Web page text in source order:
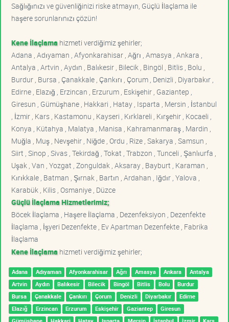
Sağlığınızı ve güvenliğinizi riske atmayın, Güçlü İlaçlama ile
haşere sorunlarınızı çözün!
Kene İlaçlama hizmeti verdiğimiz şehirler;
Adana , Adıyaman , Afyonkarahisar , Ağrı , Amasya , Ankara ,
Antalya , Artvin , Aydın , Balıkesir , Bilecik , Bingöl , Bitlis , Bolu ,
Burdur , Bursa , Çanakkale , Çankırı , Çorum , Denizli , Diyarbakır ,
Edirne , Elazığ , Erzincan , Erzurum , Eskişehir , Gaziantep ,
Giresun , Gümüşhane , Hakkari , Hatay , Isparta , Mersin , İstanbul
, İzmir , Kars , Kastamonu , Kayseri , Kırklareli , Kırşehir , Kocaeli ,
Konya , Kütahya , Malatya , Manisa , Kahramanmaraş , Mardin ,
Muğla , Muş , Nevşehir , Niğde , Ordu , Rize , Sakarya , Samsun ,
Siirt , Sinop , Sivas , Tekirdağ , Tokat , Trabzon , Tunceli , Şanlıurfa ,
Uşak , Van , Yozgat , Zonguldak , Aksaray , Bayburt , Karaman ,
Kırıkkale , Batman , Şırnak , Bartın , Ardahan , Iğdır , Yalova ,
Karabük , Kilis , Osmaniye , Düzce
Güçlü İlaçlama Hizmetlerimiz;
Böcek İlaçlama , Haşere İlaçlama , Dezenfeksiyon , Dezenfekte
İlaçlama , İşyeri Dezenfekte , Ev Apartman Dezenfekte , Fabrika
İlaçlama
Kene İlaçlama hizmeti verdiğimiz şehirler;
Adana Adıyaman Afyonkarahisar Ağrı Amasya Ankara
Antalya
Artvin
Aydın Balıkesir Bilecik Bingöl Bitlis Bolu
Burdur
Bursa
Çanakkale Çankırı Çorum Denizli Diyarbakır
Edirne
Elazığ
Erzincan Erzurum Eskişehir Gaziantep
Giresun